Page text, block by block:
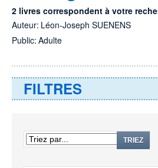
2 livres correspondent à votre
Auteur: Léon-Joseph SUENENS
Public: Adulte
FILTRES
TRIEZ